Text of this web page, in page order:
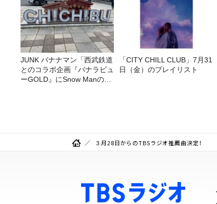
JUNK バナナマン「西武鉄道
とのコラボ企画『バナラビュ
ーGOLD』にSnow Manの深
「CITY CHILL CLUB」7月31
日（金）のプレイリスト
３月28日からのTBSラジオ推薦曲決定！